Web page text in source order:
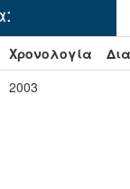
Χρονολογία
2003